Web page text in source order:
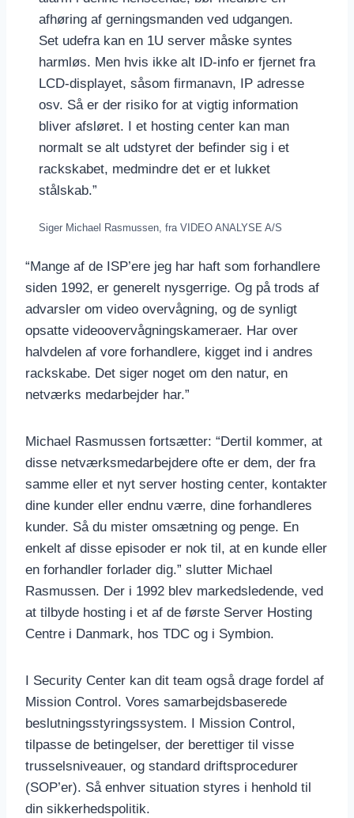
afhøring af gerningsmanden ved udgangen.
Set udefra kan en 1U server måske syntes
harmløs. Men hvis ikke alt ID-info er fjernet fra
LCD-displayet, såsom firmanavn, IP adresse
osv. Så er der risiko for at vigtig information
bliver afsløret. I et hosting center kan man
normalt se alt udstyret der befinder sig i et
rackskabet, medmindre det er et lukket
stålskab.”
Siger Michael Rasmussen, fra VIDEO ANALYSE A/S
“Mange af de ISP’ere jeg har haft som forhandlere
siden 1992, er generelt nysgerrige. Og på trods af
advarsler om video overvågning, og de synligt
opsatte videoovervågningskameraer. Har over
halvdelen af vore forhandlere, kigget ind i andres
rackskabe. Det siger noget om den natur, en
netværks medarbejder har.”
Michael Rasmussen fortsætter: “Dertil kommer, at
disse netværksmedarbejdere ofte er dem, der fra
samme eller et nyt server hosting center, kontakter
dine kunder eller endnu værre, dine forhandleres
kunder. Så du mister omsætning og penge. En
enkelt af disse episoder er nok til, at en kunde eller
en forhandler forlader dig.” slutter Michael
Rasmussen. Der i 1992 blev markedsledende, ved
at tilbyde hosting i et af de første Server Hosting
Centre i Danmark, hos TDC og i Symbion.
I Security Center kan dit team også drage fordel af
Mission Control. Vores samarbejdsbaserede
beslutningsstyringssystem. I Mission Control,
tilpasse de betingelser, der berettiger til visse
trusselsniveauer, og standard driftsprocedurer
(SOP’er). Så enhver situation styres i henhold til
din sikkerhedspolitik.